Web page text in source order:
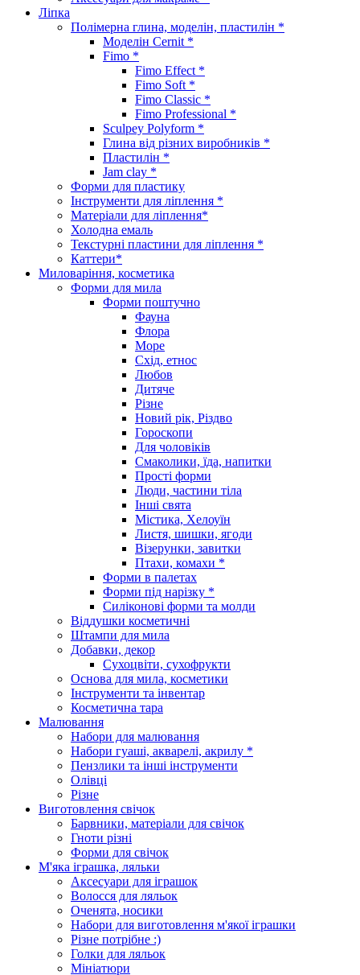
Ліпка
Полімерна глина, моделін, пластилін *
Моделін Cernit *
Fimo *
Fimo Effect *
Fimo Soft *
Fimo Classic *
Fimo Professional *
Sculpey Polyform *
Глина від різних виробників *
Пластилін *
Jam clay *
Форми для пластику
Інструменти для ліплення *
Матеріали для ліплення*
Холодна емаль
Текстурні пластини для ліплення *
Каттери*
Миловаріння, косметика
Форми для мила
Форми поштучно
Фауна
Флора
Море
Схід, етнос
Любов
Дитяче
Різне
Новий рік, Різдво
Гороскопи
Для чоловіків
Смаколики, їда, напитки
Прості форми
Люди, частини тіла
Інші свята
Містика, Хелоуїн
Листя, шишки, ягоди
Візерунки, завитки
Птахи, комахи *
Форми в палетах
Форми під нарізку *
Силіконові форми та молди
Віддушки косметичні
Штампи для мила
Добавки, декор
Сухоцвіти, сухофрукти
Основа для мила, косметики
Інструменти та інвентар
Косметична тара
Малювання
Набори для малювання
Набори гуаші, акварелі, акрилу *
Пензлики та інші інструменти
Олівці
Різне
Виготовлення свічок
Барвники, матеріали для свічок
Гноти різні
Форми для свічок
М'яка іграшка, ляльки
Аксесуари для іграшок
Волосся для ляльок
Оченята, носики
Набори для виготовлення м'якої іграшки
Різне потрібне :)
Голки для ляльок
Мініатюри